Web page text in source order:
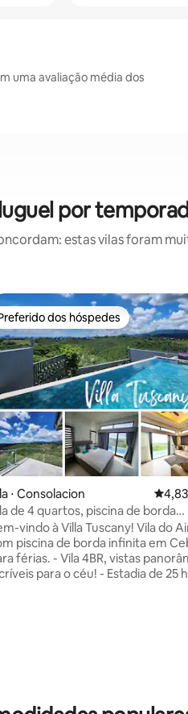
uma avaliação média dos
por
estas vilas foram
média de 5, 5 avaliações
dos hóspedes
dos hóspedes
⋅ Consolacion 4,83
de 4 quartos, piscina de borda
vista panorâmica! 10
vindo à Villa Tuscany! Vila do Airbnb
piscina de borda infinita em
férias. - Vila 4BR, vistas
para o céu! - Estadia de 25 horas,